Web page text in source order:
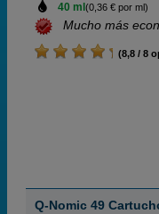
40 ml (0,36 € por ml)
Mucho más
(8,8 / 8
Q-Nomic 49